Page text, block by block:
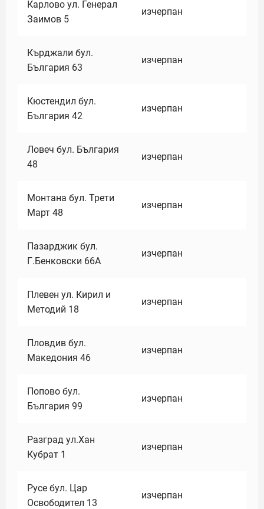
Карлово ул. Генерал
Заимов 5
изчерпан
Кърджали бул.
България 63
изчерпан
Кюстендил бул.
България 42
изчерпан
Ловеч бул. България
48
изчерпан
Монтана бул. Трети
Март 48
изчерпан
Пазарджик бул.
Г.Бенковски 66А
изчерпан
Плевен ул. Кирил и
Методий 18
изчерпан
Пловдив бул.
Македония 46
изчерпан
Попово бул.
България 99
изчерпан
Разград ул.Хан
Кубрат 1
изчерпан
Русе бул. Цар
Освободител 13
изчерпан